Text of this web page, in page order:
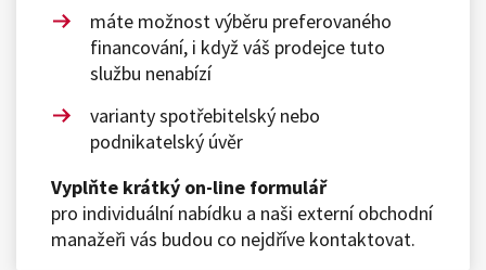
máte možnost výběru preferovaného
financování, i když váš prodejce tuto
službu nenabízí
varianty spotřebitelský nebo
podnikatelský úvěr
Vyplňte krátký on-line formulář
pro individuální nabídku a naši externí obchodní
manažeři vás budou co nejdříve kontaktovat.